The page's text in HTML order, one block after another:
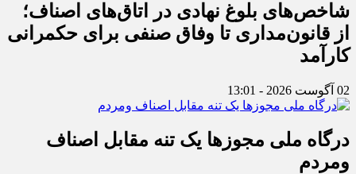
شاخص‌های بلوغ نهادی در اتاق‌های اصناف؛
از قانون‌مداری تا وفاق صنفی برای حکمرانی
کارآمد
02 آگوست 2026 - 13:01
درگاه ملی مجوزها یک تنه مقابل اصناف
ومردم